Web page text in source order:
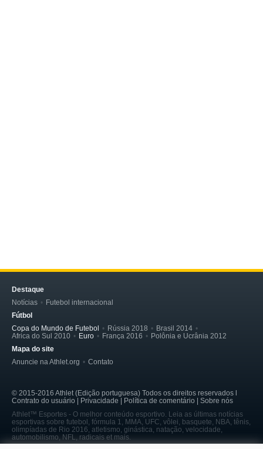
Destaque
Notícias
Futebol internacional
Fútbol
Copa do Mundo de Futebol
Rússia 2018
Brasil 2014
Africa do Sul 2010
Euro França 2016
Polônia e Ucrânia 2012
Mapa do site
Anuncie na Athlet.org
Contato
© 2015-2016 Athlet (Edição portuguesa) Todos os direitos reservados l
Contrato do usuário | Privacidade | Política de comentário | Sobre nós
Athlet™ Esportes - O melhor conteúdo esportivo. Leia as últimas notícias
esportivas sobre futebol, fórmula 1, MMA, UFC, vôlei, basquete, NBA, tênis,
olimpíadas de Rio 2016, atletismo, ginástica, natação, velocidade,
automobilismo, NFL, radicais et mais.